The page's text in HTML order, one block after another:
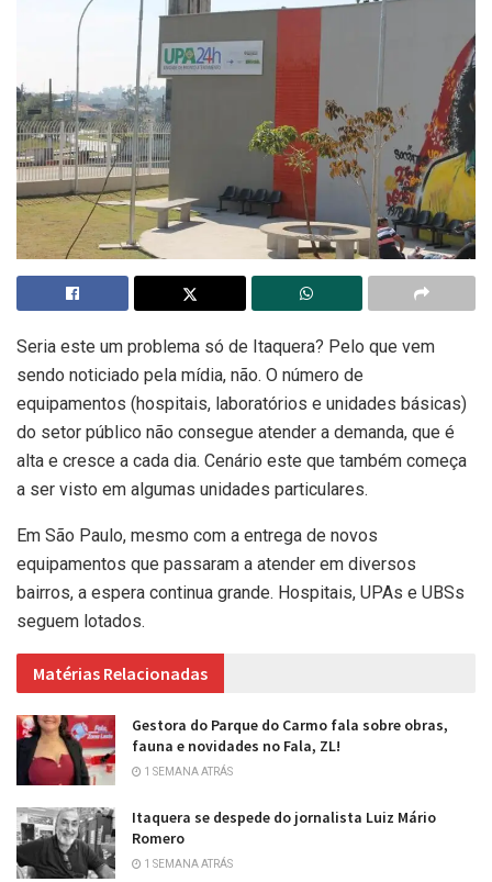
Seria este um problema só de Itaquera? Pelo que vem
sendo noticiado pela mídia, não. O número de
equipamentos (hospitais, laboratórios e unidades básicas)
do setor público não consegue atender a demanda, que é
alta e cresce a cada dia. Cenário este que também começa
a ser visto em algumas unidades particulares.
Em São Paulo, mesmo com a entrega de novos
equipamentos que passaram a atender em diversos
bairros, a espera continua grande. Hospitais, UPAs e UBSs
seguem lotados.
Matérias Relacionadas
Gestora do Parque do Carmo fala sobre obras,
fauna e novidades no Fala, ZL!
1 SEMANA ATRÁS
Itaquera se despede do jornalista Luiz Mário
Romero
1 SEMANA ATRÁS